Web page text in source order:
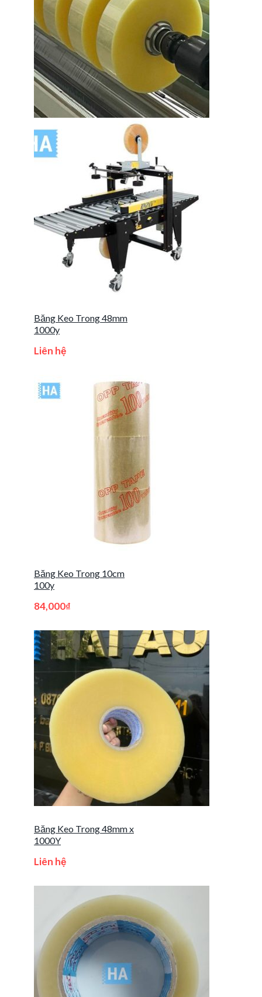
Băng Keo Trong 48mm
1000y
Liên hệ
Băng Keo Trong 10cm
100y
84,000₫
Băng Keo Trong 48mm x
1000Y
Liên hệ